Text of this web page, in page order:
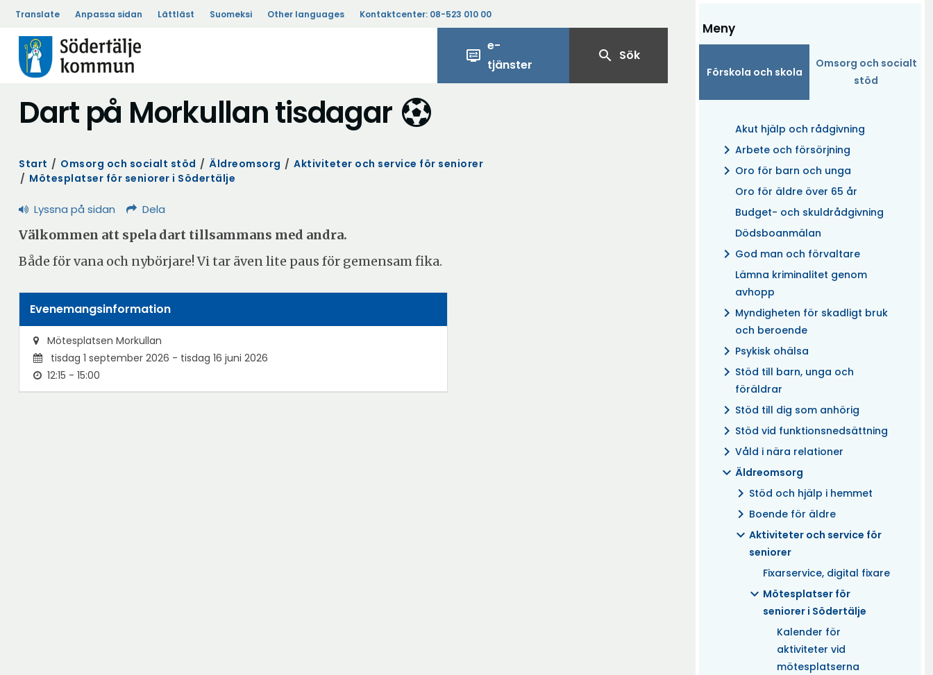
Translate Anpassa sidan Lättläst Suomeksi Other languages Kontaktcenter: 08-523 010 00
display_settings
e-
tjänster
search Sök
Meny
Förskola och skola
Omsorg och socialt
stöd
Akut hjälp och rådgivning
chevron_right Arbete och försörjning
chevron_right Oro för barn och unga
Oro för äldre över 65 år
Budget- och skuldrådgivning
Dödsboanmälan
chevron_right God man och förvaltare
Lämna kriminalitet genom
avhopp
chevron_right Myndigheten för skadligt bruk
och beroende
chevron_right Psykisk ohälsa
chevron_right Stöd till barn, unga och
föräldrar
chevron_right Stöd till dig som anhörig
chevron_right Stöd vid funktionsnedsättning
chevron_right Våld i nära relationer
expand_more Äldreomsorg
chevron_right Stöd och hjälp i hemmet
chevron_right Boende för äldre
expand_more Aktiviteter och service för
seniorer
Fixarservice, digital fixare
expand_more Mötesplatser för
seniorer i Södertälje
Kalender för
aktiviteter vid
mötesplatserna
Dart på Morkullan tisdagar
Start / Omsorg och socialt stöd / Äldreomsorg / Aktiviteter och service för seniorer
/ Mötesplatser för seniorer i Södertälje
Lyssna på sidan Dela
Välkommen att spela dart tillsammans med andra.
Både för vana och nybörjare! Vi tar även lite paus för gemensam fika.
Evenemangsinformation
Mötesplatsen Morkullan
tisdag 1 september 2026 - tisdag 16 juni 2026
12:15 - 15:00